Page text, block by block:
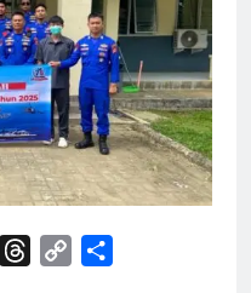
LinkedInThreads
Copy